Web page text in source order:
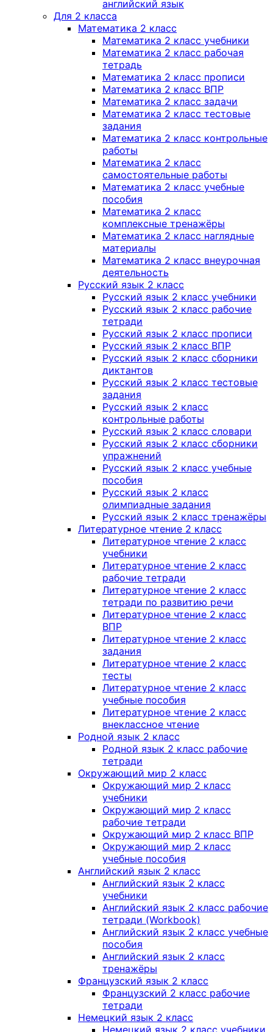
английский язык
Для 2 класса
Математика 2 класс
Математика 2 класс учебники
Математика 2 класс рабочая
тетрадь
Математика 2 класс прописи
Математика 2 класс ВПР
Математика 2 класс задачи
Математика 2 класс тестовые
задания
Математика 2 класс контрольные
работы
Математика 2 класс
самостоятельные работы
Математика 2 класс учебные
пособия
Математика 2 класс
комплексные тренажёры
Математика 2 класс наглядные
материалы
Математика 2 класс внеурочная
деятельность
Русский язык 2 класс
Русский язык 2 класс учебники
Русский язык 2 класс рабочие
тетради
Русский язык 2 класс прописи
Русский язык 2 класс ВПР
Русский язык 2 класс сборники
диктантов
Русский язык 2 класс тестовые
задания
Русский язык 2 класс
контрольные работы
Русский язык 2 класс словари
Русский язык 2 класс сборники
упражнений
Русский язык 2 класс учебные
пособия
Русский язык 2 класс
олимпиадные задания
Русский язык 2 класс тренажёры
Литературное чтение 2 класс
Литературное чтение 2 класс
учебники
Литературное чтение 2 класс
рабочие тетради
Литературное чтение 2 класс
тетради по развитию речи
Литературное чтение 2 класс
ВПР
Литературное чтение 2 класс
задания
Литературное чтение 2 класс
тесты
Литературное чтение 2 класс
учебные пособия
Литературное чтение 2 класс
внеклассное чтение
Родной язык 2 класс
Родной язык 2 класс рабочие
тетради
Окружающий мир 2 класс
Окружающий мир 2 класс
учебники
Окружающий мир 2 класс
рабочие тетради
Окружающий мир 2 класс ВПР
Окружающий мир 2 класс
учебные пособия
Английский язык 2 класс
Английский язык 2 класс
учебники
Английский язык 2 класс рабочие
тетради (Workbook)
Английский язык 2 класс учебные
пособия
Английский язык 2 класс
тренажёры
Французский язык 2 класс
Французский 2 класс рабочие
тетради
Немецкий язык 2 класс
Немецкий язык 2 класс учебники